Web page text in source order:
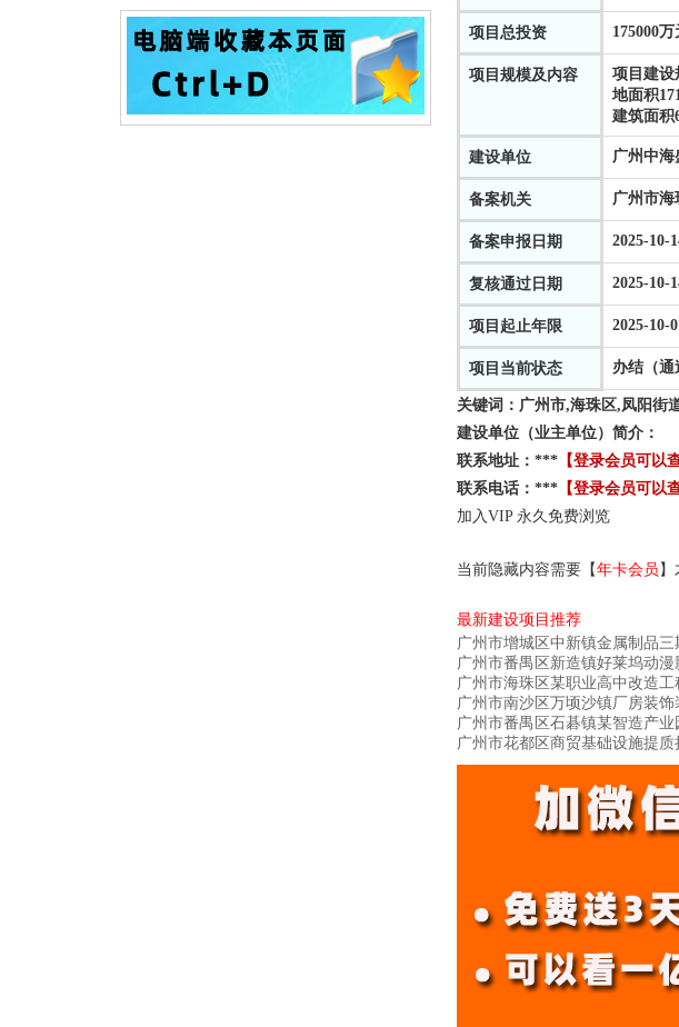
项目总投资 175000万
项目规模及内容
项目建设
地面积
建筑面积
建设单位 广州中海
备案机关 广州市
备案申报日期 2025-10-
复核通过日期 2025-10-
项目起止年限 2025-10-
项目当前状态 办结（通
关键词： 广州市,海珠区,凤阳街
建设单位（业主单位）简介：
联系地址： *** 【登录会员可以
联系电话： *** 【登录会员可以
加入VIP 永久免费浏览
当前隐藏内容需要【年卡会员 】
最新建设项目推荐
广州市增城区中新镇金属制品
广州市番禺区新造镇好莱坞动
广州市海珠区某职业高中改造
广州市南沙区万顷沙镇厂房装
广州市番禺区石碁镇某智造产
广州市花都区商贸基础设施提